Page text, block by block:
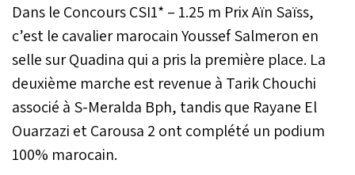
Dans le Concours CSI1* – 1.25 m Prix Aïn Saïss,
c’est le cavalier marocain Youssef Salmeron en
selle sur Quadina qui a pris la première place. La
deuxième marche est revenue à Tarik Chouchi
associé à S-Meralda Bph, tandis que Rayane El
Ouarzazi et Carousa 2 ont complété un podium
100% marocain.